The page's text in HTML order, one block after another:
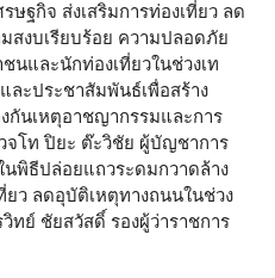
ษฐกิจ ส่งเสริมการท่องเที่ยว ลด
สงบเรียบร้อย ความปลอดภัย
นและนักท่องเที่ยวในช่วงเท
ละประชาสัมพันธ์เพื่อสร้าง
งกันเหตุอาชญากรรมและการ
โท ปิยะ ต๊ะวิชัย ผู้บัญชาการ
นพิธีปล่อยแถวระดมกวาดล้าง
ยว ลดอุบัติเหตุทางถนนในช่วง
ทย์ ชัยสวัสดิ์ รองผู้ว่าราชการ